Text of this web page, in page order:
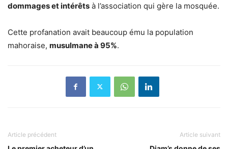
dommages et intérêts à l’association qui gère la mosquée.
Cette profanation avait beaucoup ému la population
mahoraise, musulmane à 95%.
Article précédent Article suivant